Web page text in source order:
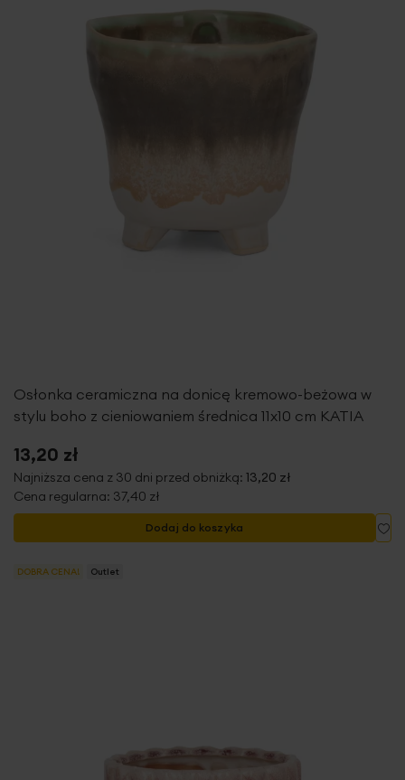
Osłonka ceramiczna na donicę kremowo-beżowa w
stylu boho z cieniowaniem średnica 11x10 cm KATIA
13,20 zł
Najniższa cena z 30 dni przed obniżką: 13,20 zł
Cena regularna: 37,40 zł
Dodaj do koszyka
DOBRA CENA! Outlet